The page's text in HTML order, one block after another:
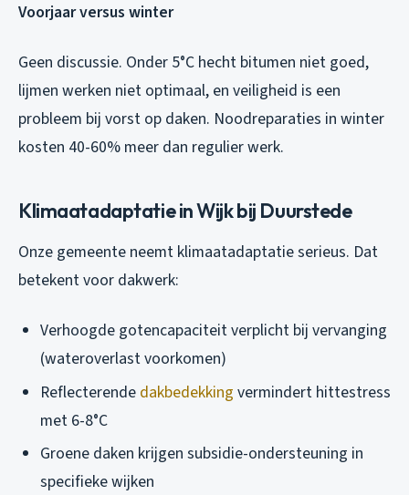
Voorjaar versus winter
Geen discussie. Onder 5°C hecht bitumen niet goed,
lijmen werken niet optimaal, en veiligheid is een
probleem bij vorst op daken. Noodreparaties in winter
kosten 40-60% meer dan regulier werk.
Klimaatadaptatie in Wijk bij Duurstede
Onze gemeente neemt klimaatadaptatie serieus. Dat
betekent voor dakwerk:
Verhoogde gotencapaciteit verplicht bij vervanging
(wateroverlast voorkomen)
Reflecterende dakbedekking vermindert hittestress
met 6-8°C
Groene daken krijgen subsidie-ondersteuning in
specifieke wijken